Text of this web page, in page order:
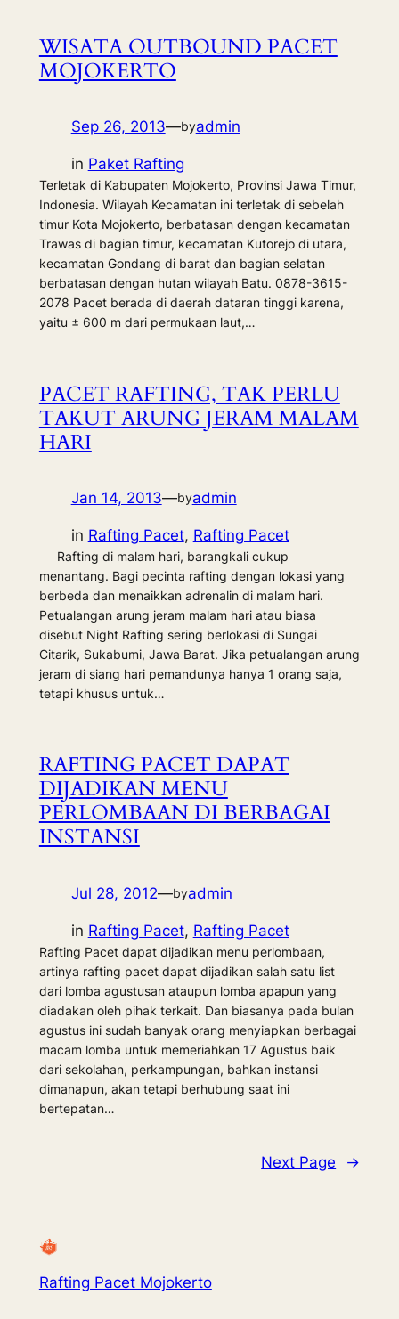
WISATA OUTBOUND PACET
MOJOKERTO
Sep 26, 2013—byadmin
in Paket Rafting
Terletak di Kabupaten Mojokerto, Provinsi Jawa Timur,
Indonesia. Wilayah Kecamatan ini terletak di sebelah
timur Kota Mojokerto, berbatasan dengan kecamatan
Trawas di bagian timur, kecamatan Kutorejo di utara,
kecamatan Gondang di barat dan bagian selatan
berbatasan dengan hutan wilayah Batu. 0878-3615-
2078 Pacet berada di daerah dataran tinggi karena,
yaitu ± 600 m dari permukaan laut,…
PACET RAFTING, TAK PERLU
TAKUT ARUNG JERAM MALAM
HARI
Jan 14, 2013—byadmin
in Rafting Pacet, Rafting Pacet
Rafting di malam hari, barangkali cukup
menantang. Bagi pecinta rafting dengan lokasi yang
berbeda dan menaikkan adrenalin di malam hari.
Petualangan arung jeram malam hari atau biasa
disebut Night Rafting sering berlokasi di Sungai
Citarik, Sukabumi, Jawa Barat. Jika petualangan arung
jeram di siang hari pemandunya hanya 1 orang saja,
tetapi khusus untuk…
RAFTING PACET DAPAT
DIJADIKAN MENU
PERLOMBAAN DI BERBAGAI
INSTANSI
Jul 28, 2012—byadmin
in Rafting Pacet, Rafting Pacet
Rafting Pacet dapat dijadikan menu perlombaan,
artinya rafting pacet dapat dijadikan salah satu list
dari lomba agustusan ataupun lomba apapun yang
diadakan oleh pihak terkait. Dan biasanya pada bulan
agustus ini sudah banyak orang menyiapkan berbagai
macam lomba untuk memeriahkan 17 Agustus baik
dari sekolahan, perkampungan, bahkan instansi
dimanapun, akan tetapi berhubung saat ini
bertepatan…
Next Page →
Rafting Pacet Mojokerto